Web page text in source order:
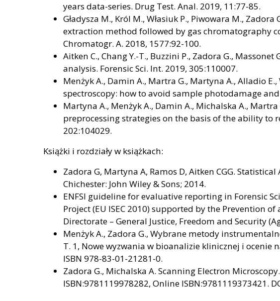
years data-series. Drug Test. Anal. 2019, 11:77-85.
Gładysza M., Król M., Własiuk P., Piwowara M.,
extraction method followed by gas chromatography
Chromatogr. A. 2018, 1577:92-100.
Aitken C., Chang Y.-T., Buzzini P., Zadora G.,
analysis. Forensic Sci. Int. 2019, 305:110007.
Menżyk A., Damin A., Martra G., Martyna A., Alladio
spectroscopy: how to avoid sample photodamage
Martyna A., Menżyk A., Damin A., Michalska A.,
preprocessing strategies on the basis of the ability to
202:104029.
Książki i rozdziały w książkach:
Zadora G, Martyna A, Ramos D, Aitken CGG.
Chichester: John Wiley & Sons; 2014.
ENFSI guideline for evaluative reporting in Forensic
Project (EU ISEC 2010) supported by the Prevention
Directorate – General Justice, Freedom and Security
Menżyk A., Zadora G., Wybrane metody
T. 1, Nowe wyzwania w bioanalizie klinicznej i ocenie
ISBN 978-83-01-21281-0.
Zadora G., Michalska A. Scanning Electron
ISBN:9781119978282, Online ISBN:9781119373421.